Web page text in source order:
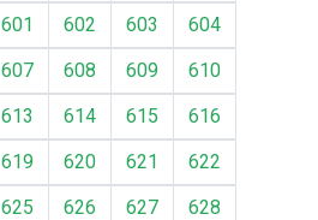
601 602 603
604
607 608 609
610
613 614 615
616
619 620 621
622
625 626 627
628